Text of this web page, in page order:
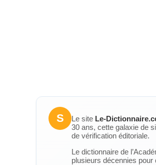
S Le site Le-
30 ans, cette galaxie de
de vérification éditoriale.
Le dictionnaire de
plusieurs décennies pour